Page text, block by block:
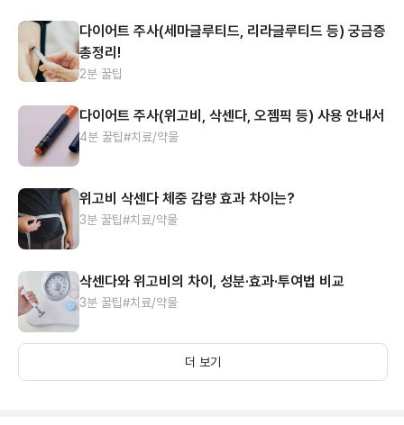
다이어트 주사(세마글루티드, 리라글루티드 등) 궁금증
총정리!
2분 꿀팁
다이어트 주사(위고비, 삭센다, 오젬픽 등) 사용 안내서
4분 꿀팁#치료/약물
위고비 삭센다 체중 감량 효과 차이는?
3분 꿀팁#치료/약물
삭센다와 위고비의 차이, 성분·효과·투여법 비교
3분 꿀팁#치료/약물
더 보기